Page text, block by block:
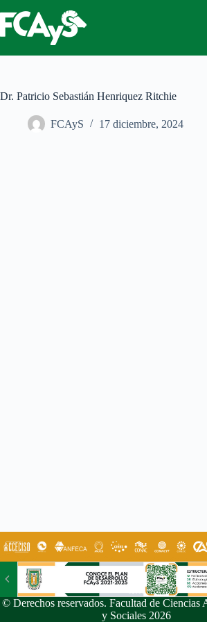
al
contenido
Dr. Patricio Sebastián Henriquez Ritchie
FCAyS 17 diciembre, 2024
© Derechos reservados. Facultad de Ciencias
y Sociales 2026